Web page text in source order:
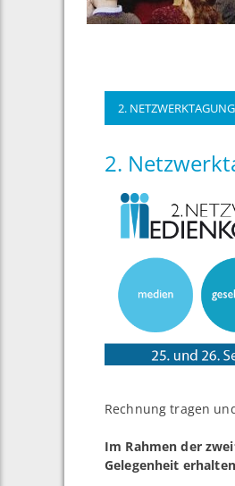
2. NETZWERKTAGUNG
2.
Rechnung tragen
Im Rahmen der
Gelegenheit